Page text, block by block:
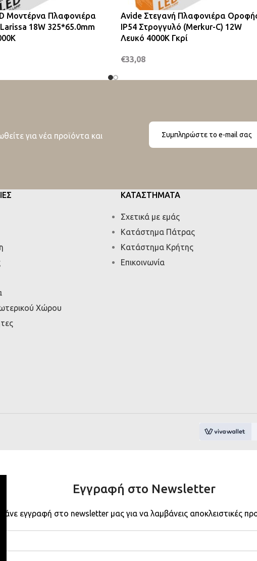
Μοντέρνα Πλαφονιέρα
18W 325*65.0mm
Avide Στεγανή Πλαφονιέρα
IP54 Στρογγυλό (Merkur-C) 12W
Λευκό 4000K Γκρί
€33,08
για νέα προϊόντα και
Χώρου
ΚΑΤΑΣΤΗΜΑΤΑ
Σχετικά με εμάς
Κατάστημα Πάτρας
Κατάστημα Κρήτης
Επικοινωνία
Εγγραφή στο Newsletter
Κάνε εγγραφή στο newsletter μας για να λαμβάνεις αποκλειστικές